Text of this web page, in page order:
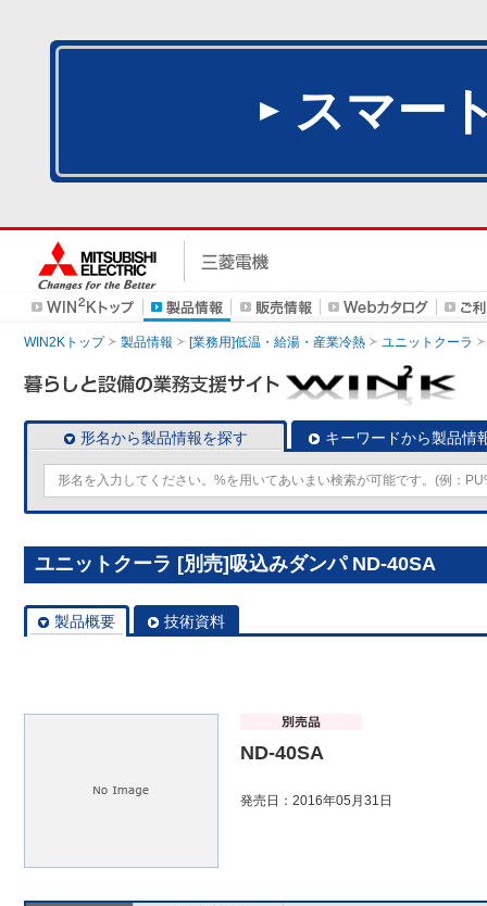
スマー
WIN2Kトップ 製品情報 [業務用]低温・給湯・産業冷熱 ユニットクーラ
形名から製品情報を探す キーワードから製品情
ユニットクーラ [別売]吸込みダンパ ND-40SA
製品概要 技術資料
ND-40SA
発売日：2016年05月31日